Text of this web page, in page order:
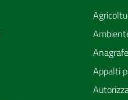
Appalti